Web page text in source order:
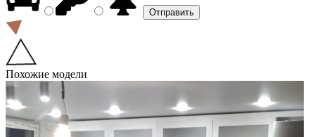
Похожие модели